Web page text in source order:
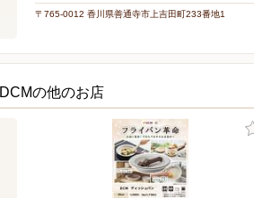
〒765-0012 香川県善通寺市上吉田町233番地1
DCMの他のお店